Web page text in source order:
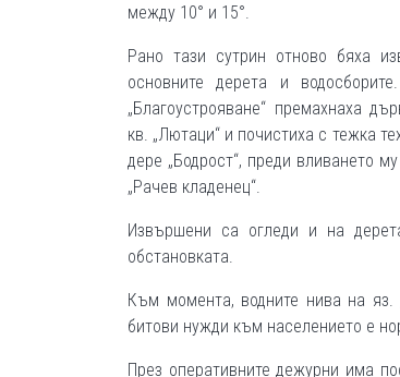
между 10° и 15°.
Рано тази сутрин отново бяха
основните дерета и
„Благоустрояване“ премахнаха
кв. „Лютаци“ и почистиха с тежка
дере „Бодрост“, преди вливането
„Рачев кладенец“.
Извършени са огледи и на
обстановката.
Към момента, водните нива на яз.
битови нужди към населението е
През оперативните дежурни има